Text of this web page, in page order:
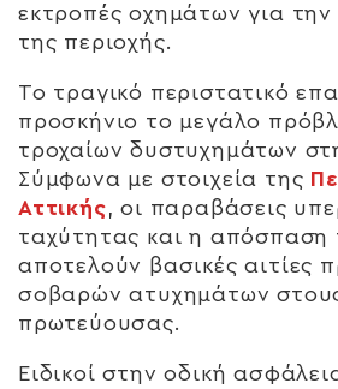
εκτροπές οχημάτων για
της περιοχής.
Το τραγικό περιστατικό
προσκήνιο το μεγάλο
τροχαίων δυστυχημάτων
Σύμφωνα με στοιχεία της
Αττικής, οι παραβάσεις
ταχύτητας και η απόσπαση
αποτελούν βασικές αιτίες
σοβαρών ατυχημάτων
πρωτεύουσας.
Ειδικοί στην οδική